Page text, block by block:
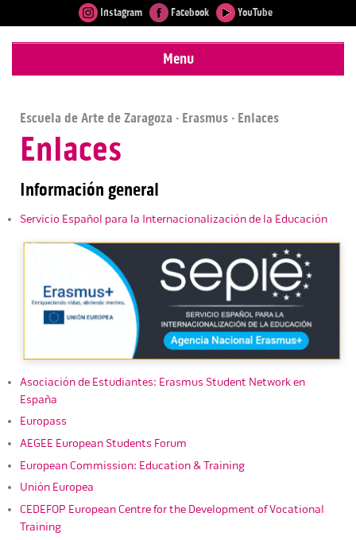
Instagram Facebook YouTube
Menu
Escuela de Arte de Zaragoza · Erasmus · Enlaces
Enlaces
Información general
Servicio Español para la Internacionalización de la Educación
Asociación de Estudiantes: Erasmus Student Network en
España
Europass
AEGEE European Students Forum
European Commission: Education & Training
Unión Europea
CEDEFOP European Centre for the Development of Vocational
Training